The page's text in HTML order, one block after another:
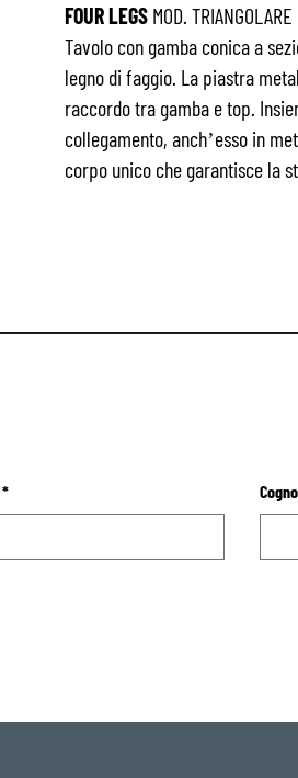
FOUR LEGSMOD. TRIANGOLARE
Tavolo con gamba conica a
legno di faggio. La piastra
raccordo tra gamba e top.
collegamento, anch’esso in
corpo unico che garantisce la
*